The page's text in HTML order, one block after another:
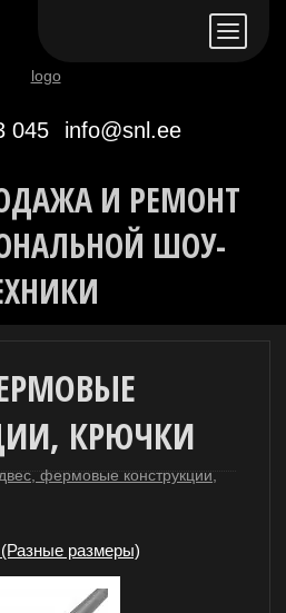
045 info@snl.ee
И РЕМОНТ
ШОУ-
КРЮЧКИ
фермовые конструкции,
размеры)